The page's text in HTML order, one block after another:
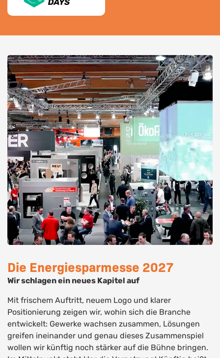
Die Energiesparmesse 2027
Wir schlagen ein neues Kapitel auf
Mit frischem Auftritt, neuem Logo und klarer
Positionierung zeigen wir, wohin sich die Branche
entwickelt: Gewerke wachsen zusammen, Lösungen
greifen ineinander und genau dieses Zusammenspiel
wollen wir künftig noch stärker auf die Bühne bringen.